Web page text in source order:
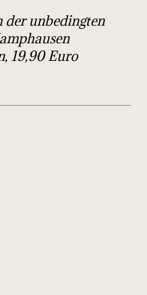
der unbedingten
19,90 Euro